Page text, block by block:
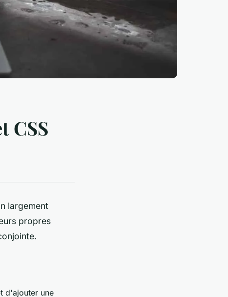
CSS
largement
propres
d'ajouter une